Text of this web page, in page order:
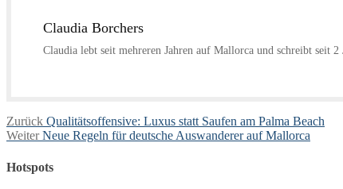
Claudia Borchers
Claudia lebt seit mehreren Jahren auf Mallorca und schreibt seit
Beitragsnavigation
Zurück Vorheriger
Beitrag:
Qualitätsoffensive: Luxus statt Saufen am Palma Beach
Weiter Nächster
Neue Regeln für deutsche Auswanderer auf Mallorca
Hotspots